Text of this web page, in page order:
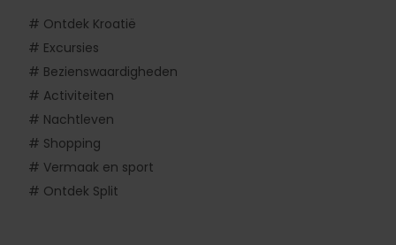
# Ontdek Kroatië
# Excursies
# Bezienswaardigheden
# Activiteiten
# Nachtleven
# Shopping
# Vermaak en sport
# Ontdek Split